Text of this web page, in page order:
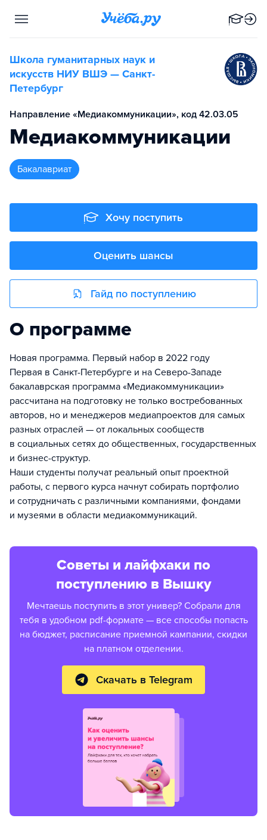
Школа гуманитарных наук и
искусств НИУ ВШЭ — Санкт-
Петербург
Направление «Медиакоммуникации», код 42.03.05
Медиакоммуникации
бакалавриат
Хочу поступить
Оценить шансы
Гайд по поступлению
О программе
Новая программа. Первый набор в 2022 году
Первая в Санкт-Петербурге и на Северо-Западе
бакалаврская программа «Медиакоммуникации»
рассчитана на подготовку не только востребованных
авторов, но и менеджеров медиапроектов для самых
разных отраслей — от локальных сообществ
в социальных сетях до общественных, государственных
и бизнес-структур.
Наши студенты получат реальный опыт проектной
работы, с первого курса начнут собирать портфолио
и сотрудничать с различными компаниями, фондами
и музеями в области медиакоммуникаций.
Советы и лайфхаки по
поступлению в Вышку
Мечтаешь поступить в этот универ? Собрали для
тебя в удобном pdf-формате — все способы попасть
на бюджет, расписание приемной кампании, скидки
на платном отделении.
Скачать в Telegram